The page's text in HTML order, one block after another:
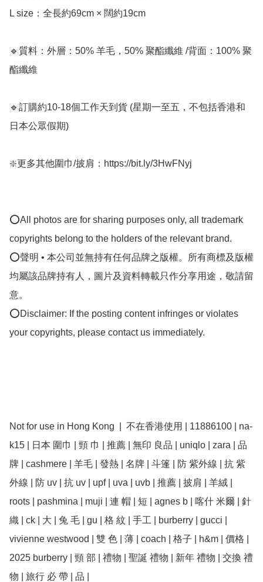
L size：全長約69cm × 闊約19cm
🔹質料：外層：50% 羊毛，50% 聚酯纖維 /背面：100% 聚
酯纖維
🔹訂購約10-18個工作天到貨 (星期一至五，不包括香港和
日本公眾假期) ﻿
❇️更多其他圍巾/披肩：https://bit.ly/3HwFNyj
⭕All photos are for sharing purposes only, all trademark
copyrights belong to the holders of the relevant brand.
⭕聲明 • 本公司並無持有任何品牌之版權。所有商標及版權
均屬該品牌持有人，圖片及資料轉載只作分享用途，敬請留
意。
⭕Disclaimer: If the posting content infringes or violates
your copyrights, please contact us immediately.
Not for use in Hong Kong  |  不在香港使用 | 11886100 | na-
k15 | 日本 圍巾 | 頸 巾 | 推薦 | 無印 良品 | uniqlo | zara | 品
牌 | cashmere | 羊毛 | 發熱 | 名牌 | 斗篷 | 防 紫外線 | 抗 紫
外線 | 防 uv | 抗 uv | upf | uva | uvb | 推薦 | 披肩 | 羊絨 |
roots | pashmina | muji | 連 帽 | 短 | agnes b | 喀什 米爾 | 針
織 | ck | 大 | 兔 毛 | gu | 格 紋 | 手工 | burberry | gucci |
vivienne westwood | 雙 色 | 薄 | coach | 格子 | h&m | 價格 |
2025 burberry | 頸 部 | 禮物 | 聖誕 禮物 | 新年 禮物 | 交換 禮